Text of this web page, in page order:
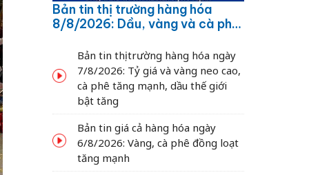
Bản tin thị trường hàng hóa
8/8/2026: Dầu, vàng và cà phê
Bản tin thị trường hàng hóa ngày
7/8/2026: Tỷ giá và vàng neo cao,
cà phê tăng mạnh, dầu thế giới
bật tăng
Bản tin giá cả hàng hóa ngày
6/8/2026: Vàng, cà phê đồng loạt
tăng mạnh